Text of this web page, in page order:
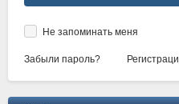
Не запоминать меня
Забыли пароль?